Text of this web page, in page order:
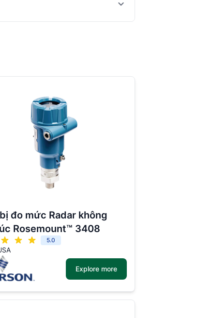
đo mức Radar không
Rosemount™ 3408
5.0
Explore more